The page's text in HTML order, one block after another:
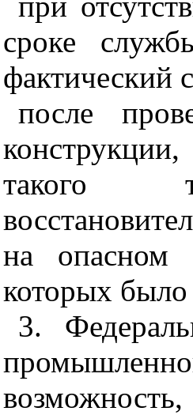
сроке
фактический
после
такого
на опасном
которых было
3.